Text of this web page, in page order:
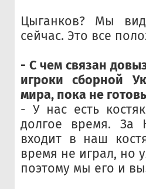
Цыганков? Мы
сейчас. Это все
- С чем связан
игроки сборной
мира, пока не
- У нас есть
долгое время. За
входит в наш
время не играл, но
поэтому мы его и